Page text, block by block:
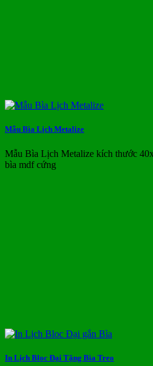
Mẫu Bìa Lịch Metalize
Mẫu Bìa Lịch Metalize kích thước
bìa mdf cứng
In Lịch Bloc Đại Tặng Bìa Treo